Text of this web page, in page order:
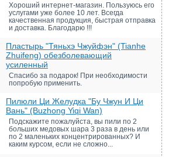
Хороший интернет-магазин. Пользуюсь его
услугами уже более 10 лет. Всегда
качественная продукция, быстрая отправка
и доставка. Благодарю !!!
Пластырь "Тяньхэ Чжуйфэн" (Tianhe
Zhuifeng) обезболевающий
усиленный
Спасибо за подарок! При необходимости
попробую применить.
Пилюли Ци Желудка "Бу Чжун И Ци
Вань" (Buzhong Yiqi Wan)
Подскажите пожалуйста, вы пили по 2
больших медовых шара 3 раза в день или
по 2 маленьких концентрированных? И
каким курсом, если не сложно...